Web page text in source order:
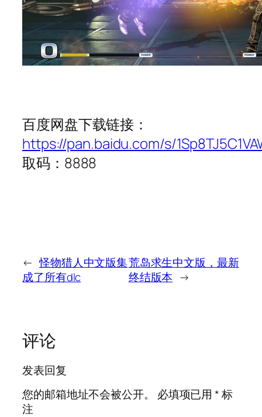
百度网盘下载链接：
https://pan.baidu.com/s/
取码：8888
← 怪物猎人中文版集
成了所有dlc
荒岛求生中文版，最新
终结版本 →
评论
发表回复
您的邮箱地址不会被公开。
必填项已用*标
注